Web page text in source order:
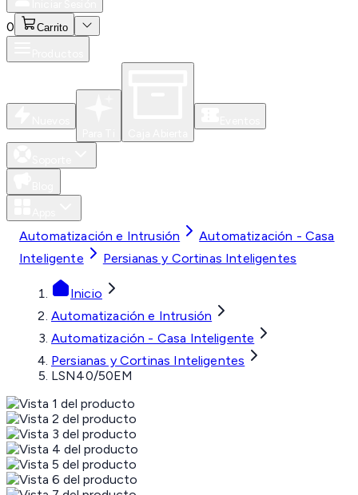
0 Carrito
Automatización e Intrusión
Automatización - Casa
Inteligente
Persianas y Cortinas Inteligentes
Inicio
Automatización e Intrusión
Automatización - Casa Inteligente
Persianas y Cortinas Inteligentes
LSN40/50EM